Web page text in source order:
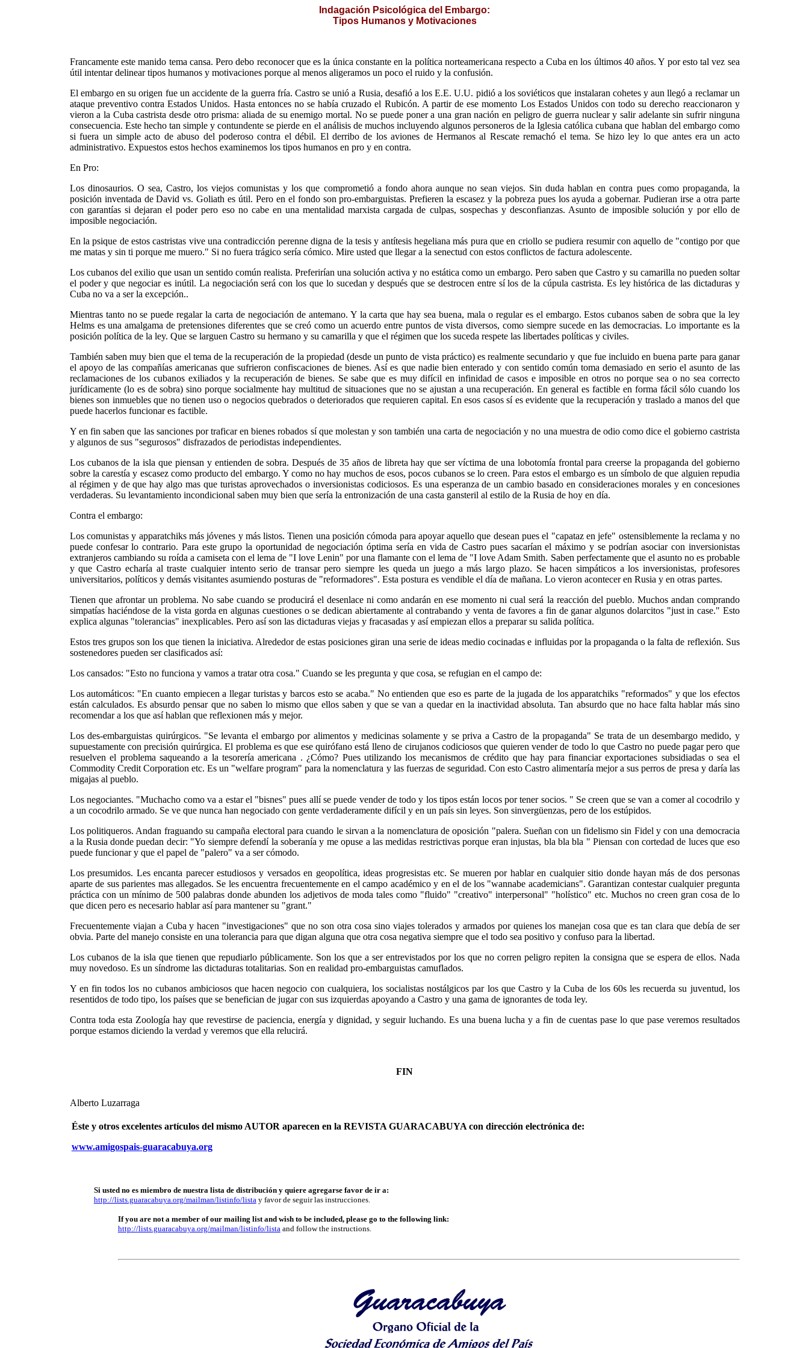
Indagación Psicológica del Embargo:
Tipos Humanos y Motivaciones
Francamente este manido tema cansa. Pero debo reconocer que es la única constante en la política norteamericana respecto a Cuba en los últimos 40 años. Y por esto tal vez sea
útil intentar delinear tipos humanos y motivaciones porque al menos aligeramos un poco el ruido y la confusión.
El embargo en su origen fue un accidente de la guerra fría. Castro se unió a Rusia, desafió a los E.E. U.U. pidió a los soviéticos que instalaran cohetes y aun llegó a reclamar un
ataque preventivo contra Estados Unidos. Hasta entonces no se había cruzado el Rubicón. A partir de ese momento Los Estados Unidos con todo su derecho reaccionaron y
vieron a la Cuba castrista desde otro prisma: aliada de su enemigo mortal. No se puede poner a una gran nación en peligro de guerra nuclear y salir adelante sin sufrir ninguna
consecuencia. Este hecho tan simple y contundente se pierde en el análisis de muchos incluyendo algunos personeros de la Iglesia católica cubana que hablan del embargo como
si fuera un simple acto de abuso del poderoso contra el débil. El derribo de los aviones de Hermanos al Rescate remachó el tema. Se hizo ley lo que antes era un acto
administrativo. Expuestos estos hechos examinemos los tipos humanos en pro y en contra.
En Pro:
Los dinosaurios. O sea, Castro, los viejos comunistas y los que comprometió a fondo ahora aunque no sean viejos. Sin duda hablan en contra pues como propaganda, la
posición inventada de David vs. Goliath es útil. Pero en el fondo son pro-embarguistas. Prefieren la escasez y la pobreza pues los ayuda a gobernar. Pudieran irse a otra parte
con garantías si dejaran el poder pero eso no cabe en una mentalidad marxista cargada de culpas, sospechas y desconfianzas. Asunto de imposible solución y por ello de
imposible negociación.
En la psique de estos castristas vive una contradicción perenne digna de la tesis y antítesis hegeliana más pura que en criollo se pudiera resumir con aquello de "contigo por que
me matas y sin ti porque me muero." Si no fuera trágico sería cómico. Mire usted que llegar a la senectud con estos conflictos de factura adolescente.
Los cubanos del exilio que usan un sentido común realista. Preferirían una solución activa y no estática como un embargo. Pero saben que Castro y su camarilla no pueden soltar
el poder y que negociar es inútil. La negociación será con los que lo sucedan y después que se destrocen entre sí los de la cúpula castrista. Es ley histórica de las dictaduras y
Cuba no va a ser la excepción..
Mientras tanto no se puede regalar la carta de negociación de antemano. Y la carta que hay sea buena, mala o regular es el embargo. Estos cubanos saben de sobra que la ley
Helms es una amalgama de pretensiones diferentes que se creó como un acuerdo entre puntos de vista diversos, como siempre sucede en las democracias. Lo importante es la
posición política de la ley. Que se larguen Castro su hermano y su camarilla y que el régimen que los suceda respete las libertades políticas y civiles.
También saben muy bien que el tema de la recuperación de la propiedad (desde un punto de vista práctico) es realmente secundario y que fue incluido en buena parte para ganar
el apoyo de las compañías americanas que sufrieron confiscaciones de bienes. Así es que nadie bien enterado y con sentido común toma demasiado en serio el asunto de las
reclamaciones de los cubanos exiliados y la recuperación de bienes. Se sabe que es muy difícil en infinidad de casos e imposible en otros no porque sea o no sea correcto
jurídicamente (lo es de sobra) sino porque socialmente hay multitud de situaciones que no se ajustan a una recuperación. En general es factible en forma fácil sólo cuando los
bienes son inmuebles que no tienen uso o negocios quebrados o deteriorados que requieren capital. En esos casos sí es evidente que la recuperación y traslado a manos del que
puede hacerlos funcionar es factible.
Y en fin saben que las sanciones por traficar en bienes robados sí que molestan y son también una carta de negociación y no una muestra de odio como dice el gobierno castrista
y algunos de sus "segurosos" disfrazados de periodistas independientes.
Los cubanos de la isla que piensan y entienden de sobra. Después de 35 años de libreta hay que ser víctima de una lobotomía frontal para creerse la propaganda del gobierno
sobre la carestía y escasez como producto del embargo. Y como no hay muchos de esos, pocos cubanos se lo creen. Para estos el embargo es un símbolo de que alguien repudia
al régimen y de que hay algo mas que turistas aprovechados o inversionistas codiciosos. Es una esperanza de un cambio basado en consideraciones morales y en concesiones
verdaderas. Su levantamiento incondicional saben muy bien que sería la entronización de una casta gansteril al estilo de la Rusia de hoy en día.
Contra el embargo:
Los comunistas y apparatchiks más jóvenes y más listos. Tienen una posición cómoda para apoyar aquello que desean pues el "capataz en jefe" ostensiblemente la reclama y no
puede confesar lo contrario. Para este grupo la oportunidad de negociación óptima sería en vida de Castro pues sacarían el máximo y se podrían asociar con inversionistas
extranjeros cambiando su roída a camiseta con el lema de "I love Lenin" por una flamante con el lema de "I love Adam Smith. Saben perfectamente que el asunto no es probable
y que Castro echaría al traste cualquier intento serio de transar pero siempre les queda un juego a más largo plazo. Se hacen simpáticos a los inversionistas, profesores
universitarios, políticos y demás visitantes asumiendo posturas de "reformadores". Esta postura es vendible el día de mañana. Lo vieron acontecer en Rusia y en otras partes.
Tienen que afrontar un problema. No sabe cuando se producirá el desenlace ni como andarán en ese momento ni cual será la reacción del pueblo. Muchos andan comprando
simpatías haciéndose de la vista gorda en algunas cuestiones o se dedican abiertamente al contrabando y venta de favores a fin de ganar algunos dolarcitos "just in case." Esto
explica algunas "tolerancias" inexplicables. Pero así son las dictaduras viejas y fracasadas y así empiezan ellos a preparar su salida política.
Estos tres grupos son los que tienen la iniciativa. Alrededor de estas posiciones giran una serie de ideas medio cocinadas e influidas por la propaganda o la falta de reflexión. Sus
sostenedores pueden ser clasificados así:
Los cansados: "Esto no funciona y vamos a tratar otra cosa." Cuando se les pregunta y que cosa, se refugian en el campo de:
Los automáticos: "En cuanto empiecen a llegar turistas y barcos esto se acaba." No entienden que eso es parte de la jugada de los apparatchiks "reformados" y que los efectos
están calculados. Es absurdo pensar que no saben lo mismo que ellos saben y que se van a quedar en la inactividad absoluta. Tan absurdo que no hace falta hablar más sino
recomendar a los que así hablan que reflexionen más y mejor.
Los des-embarguistas quirúrgicos. "Se levanta el embargo por alimentos y medicinas solamente y se priva a Castro de la propaganda" Se trata de un desembargo medido, y
supuestamente con precisión quirúrgica. El problema es que ese quirófano está lleno de cirujanos codiciosos que quieren vender de todo lo que Castro no puede pagar pero que
resuelven el problema saqueando a la tesorería americana . ¿Cómo? Pues utilizando los mecanismos de crédito que hay para financiar exportaciones subsidiadas o sea el
Commodity Credit Corporation etc. Es un "welfare program" para la nomenclatura y las fuerzas de seguridad. Con esto Castro alimentaría mejor a sus perros de presa y daría las
migajas al pueblo.
Los negociantes. "Muchacho como va a estar el "bisnes" pues allí se puede vender de todo y los tipos están locos por tener socios. " Se creen que se van a comer al cocodrilo y
a un cocodrilo armado. Se ve que nunca han negociado con gente verdaderamente difícil y en un país sin leyes. Son sinvergüenzas, pero de los estúpidos.
Los politiqueros. Andan fraguando su campaña electoral para cuando le sirvan a la nomenclatura de oposición "palera. Sueñan con un fidelismo sin Fidel y con una democracia
a la Rusia donde puedan decir: "Yo siempre defendí la soberanía y me opuse a las medidas restrictivas porque eran injustas, bla bla bla " Piensan con cortedad de luces que eso
puede funcionar y que el papel de "palero" va a ser cómodo.
Los presumidos. Les encanta parecer estudiosos y versados en geopolítica, ideas progresistas etc. Se mueren por hablar en cualquier sitio donde hayan más de dos personas
aparte de sus parientes mas allegados. Se les encuentra frecuentemente en el campo académico y en el de los "wannabe academicians". Garantizan contestar cualquier pregunta
práctica con un mínimo de 500 palabras donde abunden los adjetivos de moda tales como "fluido" "creativo" interpersonal" "holístico" etc. Muchos no creen gran cosa de lo
que dicen pero es necesario hablar así para mantener su "grant."
Frecuentemente viajan a Cuba y hacen "investigaciones" que no son otra cosa sino viajes tolerados y armados por quienes los manejan cosa que es tan clara que debía de ser
obvia. Parte del manejo consiste en una tolerancia para que digan alguna que otra cosa negativa siempre que el todo sea positivo y confuso para la libertad.
Los cubanos de la isla que tienen que repudiarlo públicamente. Son los que a ser entrevistados por los que no corren peligro repiten la consigna que se espera de ellos. Nada
muy novedoso. Es un síndrome las dictaduras totalitarias. Son en realidad pro-embarguistas camuflados.
Y en fin todos los no cubanos ambiciosos que hacen negocio con cualquiera, los socialistas nostálgicos par los que Castro y la Cuba de los 60s les recuerda su juventud, los
resentidos de todo tipo, los países que se benefician de jugar con sus izquierdas apoyando a Castro y una gama de ignorantes de toda ley.
Contra toda esta Zoología hay que revestirse de paciencia, energía y dignidad, y seguir luchando. Es una buena lucha y a fin de cuentas pase lo que pase veremos resultados
porque estamos diciendo la verdad y veremos que ella relucirá.
FIN
Alberto Luzarraga
Éste y otros excelentes artículos del mismo AUTOR aparecen en la REVISTA GUARACABUYA con dirección electrónica de:
www.amigospais-guaracabuya.org
Si usted no es miembro de nuestra lista de distribución y quiere agregarse favor de ir a:
http://lists.guaracabuya.org/mailman/listinfo/listay favor de seguir las instrucciones.
If you are not a member of our mailing list and wish to be included, please go to the following link:
http://lists.guaracabuya.org/mailman/listinfo/listaand follow the instructions.